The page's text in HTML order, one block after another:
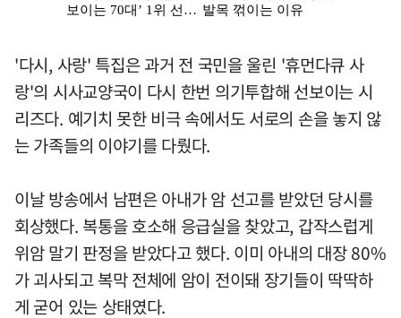
'다시, 사랑' 특집은 과거 전 국민을 울린 '휴먼다큐 사
랑'의 시사교양국이 다시 한번 의기투합해 선보이는 시
리즈다. 예기치 못한 비극 속에서도 서로의 손을 놓지 않
는 가족들의 이야기를 다뤘다.
이날 방송에서 남편은 아내가 암 선고를 받았던 당시를
회상했다. 복통을 호소해 응급실을 찾았고, 갑작스럽게
위암 말기 판정을 받았다고 했다. 이미 아내의 대장 80%
가 괴사되고 복막 전체에 암이 전이돼 장기들이 딱딱하
게 굳어 있는 상태였다.